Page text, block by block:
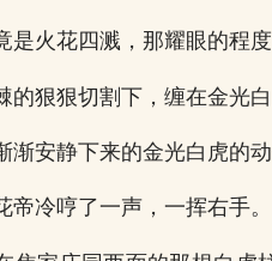
是火花四溅，那耀眼的程
的狠狠切割下，缠在金光
渐安静下来的金光白虎的
帝冷哼了一声，一挥右手。